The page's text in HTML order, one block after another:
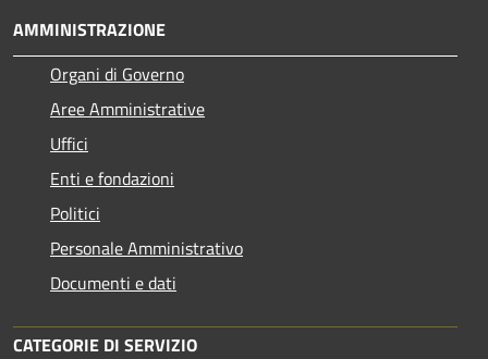
AMMINISTRAZIONE
Organi di Governo
Aree Amministrative
Uffici
Enti e fondazioni
Politici
Personale Amministrativo
Documenti e dati
CATEGORIE DI SERVIZIO